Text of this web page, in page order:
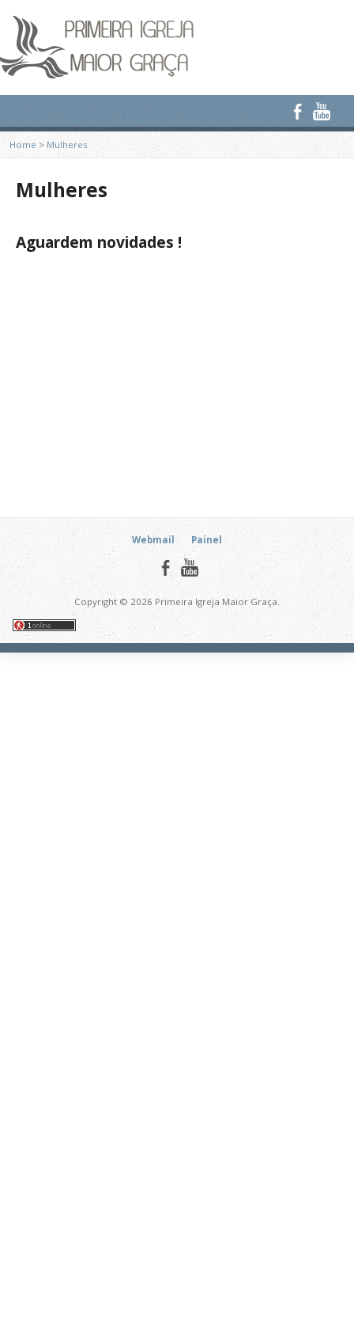
Home > Mulheres
Mulheres
Aguardem novidades !
Webmail Painel
Copyright © 2026 Primeira Igreja Maior Graça.